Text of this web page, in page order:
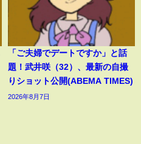
「ご夫婦でデートですか」と話
題！武井咲（32）、最新の自撮
りショット公開(ABEMA TIMES)
2026年8月7日